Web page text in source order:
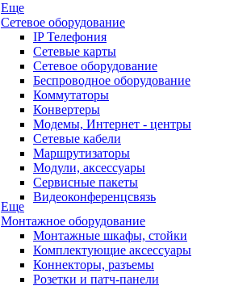
Еще
Сетевое оборудование
IP Телефония
Сетевые карты
Сетевое оборудование
Беспроводное оборудование
Коммутаторы
Конвертеры
Модемы, Интернет - центры
Сетевые кабели
Маршрутизаторы
Модули, аксессуары
Сервисные пакеты
Видеоконференцсвязь
Еще
Монтажное оборудование
Монтажные шкафы, стойки
Комплектующие аксессуары
Коннекторы, разъемы
Розетки и патч-панели